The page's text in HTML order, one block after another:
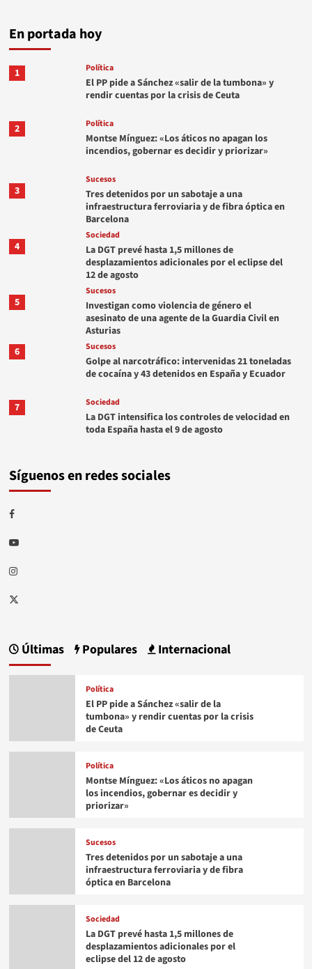
En portada hoy
1 Política
El PP pide a Sánchez «salir de la tumbona» y
rendir cuentas por la crisis de Ceuta
2 Política
Montse Mínguez: «Los áticos no apagan los
incendios, gobernar es decidir y priorizar»
3
Sucesos
Tres detenidos por un sabotaje a una
infraestructura ferroviaria y de fibra óptica en
Barcelona
4
Sociedad
La DGT prevé hasta 1,5 millones de
desplazamientos adicionales por el eclipse del
12 de agosto
5
Sucesos
Investigan como violencia de género el
asesinato de una agente de la Guardia Civil en
Asturias
6
Sucesos
Golpe al narcotráfico: intervenidas 21 toneladas
de cocaína y 43 detenidos en España y Ecuador
7 Sociedad
La DGT intensifica los controles de velocidad en
toda España hasta el 9 de agosto
Síguenos en redes sociales
Facebook
Youtube
Instagram
Twitter
Últimas Populares Internacional
Política
El PP pide a Sánchez «salir de la
tumbona» y rendir cuentas por la crisis
de Ceuta
Política
Montse Mínguez: «Los áticos no apagan
los incendios, gobernar es decidir y
priorizar»
Sucesos
Tres detenidos por un sabotaje a una
infraestructura ferroviaria y de fibra
óptica en Barcelona
Sociedad
La DGT prevé hasta 1,5 millones de
desplazamientos adicionales por el
eclipse del 12 de agosto